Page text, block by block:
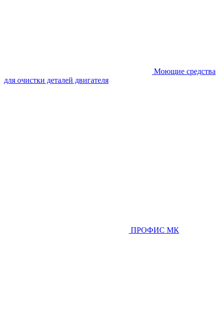
Моющие средства
для очистки деталей двигателя
ПРОФИС МК